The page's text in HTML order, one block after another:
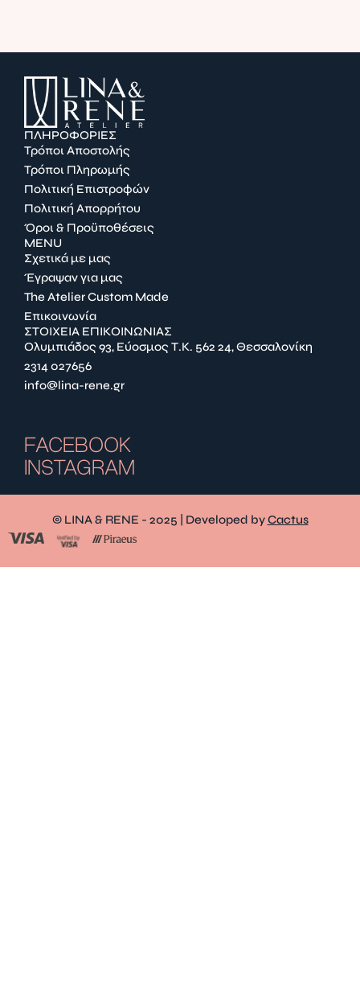
ΠΛΗΡΟΦΟΡΙΕΣ
Τρόποι Αποστολής
Τρόποι Πληρωμής
Πολιτική Επιστροφών
Πολιτική Απορρήτου
Όροι & Προϋποθέσεις
MENU
Σχετικά με μας
Έγραψαν για μας
The Atelier Custom Made
Επικοινωνία
ΣΤΟΙΧΕΙΑ ΕΠΙΚΟΙΝΩΝΙΑΣ
Ολυμπιάδος 93, Εύοσμος Τ.Κ. 562 24, Θεσσαλονίκη
2314 027656
info@lina-rene.gr
FACEBOOK
INSTAGRAM
© LINA & RENE - 2025 | Developed byCactus